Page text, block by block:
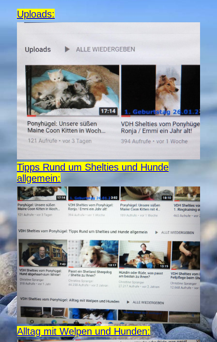
Uploads:
Tipps Rund um Shelties und Hunde
allgemein:
Alltag mit Welpen und Hunden: